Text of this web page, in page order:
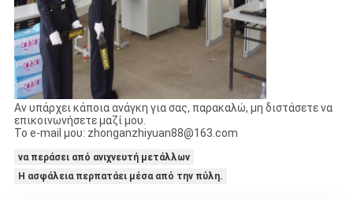
Αν υπάρχει κάποια ανάγκη για σας, παρακαλώ, μη διστάσετε να
επικοινωνήσετε μαζί μου.
Το e-mail μου: zhonganzhiyuan88@163.com
να περάσει από ανιχνευτή μετάλλων
Η ασφάλεια περπατάει μέσα από την πύλη.